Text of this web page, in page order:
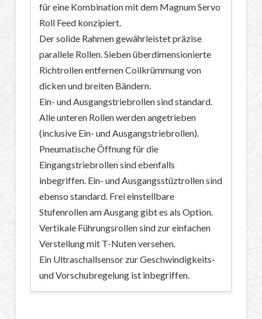
für eine Kombination mit dem Magnum Servo
Roll Feed konzipiert.
Der solide Rahmen gewährleistet präzise
parallele Rollen. Sieben überdimensionierte
Richtrollen entfernen Coilkrümmung von
dicken und breiten Bändern.
Ein- und Ausgangstriebrollen sind standard.
Alle unteren Rollen werden angetrieben
(inclusive Ein- und Ausgangstriebrollen).
Pneumatische Öffnung für die
Eingangstriebrollen sind ebenfalls
inbegriffen. Ein- und Ausgangsstüztrollen sind
ebenso standard. Frei einstellbare
Stufenrollen am Ausgang gibt es als Option.
Vertikale Führungsrollen sind zur einfachen
Verstellung mit T-Nuten versehen.
Ein Ultraschallsensor zur Geschwindigkeits-
und Vorschubregelung ist inbegriffen.